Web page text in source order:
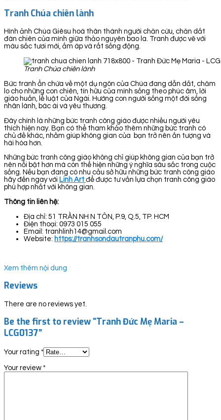
Tranh Chúa chiên lành
Hình ảnh Chúa Giêsu hoá thân thành người chăn cừu, chăn dắt
đàn chiên của mình giữa thảo nguyên bao la. Tranh được vẽ với
màu sắc tươi mới, ấm áp và rất sống động.
Tranh Chúa chiên lành
Bức tranh ẩn chứa về một dụ ngôn của Chúa đang dẫn dắt, chăm
lo cho những con chiên, tín hữu của mình sống theo phúc âm, lời
giáo huấn, lề luật của Ngài. Hướng con người sống một đời sống
nhân lành, bác ái và yêu thương.
Đây chính là những bức tranh công giáo được nhiều người yêu
thích hiện nay. Bạn có thể tham khảo thêm những bức tranh có
chủ đề khác, nhằm giúp không gian của bạn trở nên ấn tượng và
hài hòa hơn.
Những bức tranh công giáo không chỉ giúp không gian của bạn trở
nên nổi bật hơn mà còn thể hiện những ý nghĩa sâu sắc trong cuộc
sống. Nếu bạn đang có nhu cầu sở hữu những bức tranh công giáo
hãy đến ngay với Linh Art để được tư vấn lựa chọn tranh công giáo
phù hợp nhất với không gian.
Thông tin liên hệ:
Địa chỉ: 51 TRẦN NH N TÔN, P.9, Q.5, TP. HCM
Điện thoại: 0973 015 055
Email: tranhlinh14@gmail.com
Website: https://tranhsondautranphu.com/
Xem thêm nội dung
Reviews
There are no reviews yet.
Be the first to review “Tranh Đức Mẹ Maria –
LCG0137”
Your rating *
Your review *